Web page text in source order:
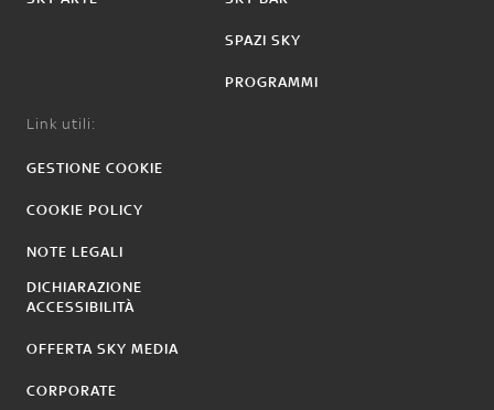
SPAZI SKY
PROGRAMMI
Link utili:
GESTIONE COOKIE
COOKIE POLICY
NOTE LEGALI
DICHIARAZIONE
ACCESSIBILITÀ
OFFERTA SKY MEDIA
CORPORATE